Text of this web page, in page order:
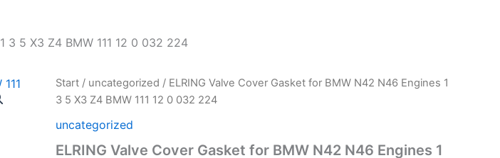
3 5 X3 Z4 BMW 111 12 0 032 224
Start / uncategorized / ELRING Valve Cover Gasket for BMW N42 N46 Engines 1
3 5 X3 Z4 BMW 111 12 0 032 224
uncategorized
ELRING Valve Cover Gasket for BMW N42 N46 Engines 1